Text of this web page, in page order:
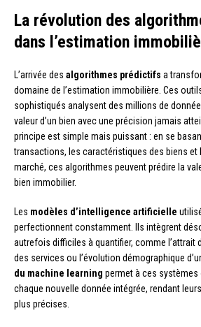
La révolution des
dans l’estimation
L’arrivée des algorithmes prédictifs a
domaine de l’estimation immobilière. Ces
sophistiqués analysent des millions de
valeur d’un bien avec une précision jamais
principe est simple mais puissant : en se
transactions, les caractéristiques des biens et
marché, ces algorithmes peuvent prédire la
bien immobilier.
Les modèles d’intelligence artificielle
perfectionnent constamment. Ils intègrent
autrefois difficiles à quantifier, comme l’attrait
des services ou l’évolution démographique
du machine learning permet à ces systèmes
chaque nouvelle donnée intégrée, rendant
plus précises.